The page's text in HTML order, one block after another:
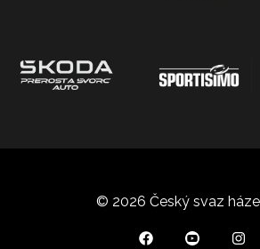
© 2026 Český svaz